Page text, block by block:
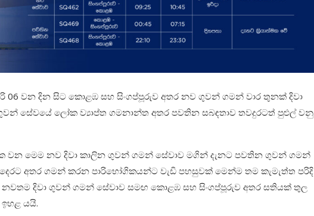
06 වන දින සිට කොළඹ සහ සිංගප්පූරුව අතර නව ගුවන් ගමන් වාර තුනක් දිවා
සේවයේ ලෝක ව්‍යාප්ත ගමනාන්ත අතර පවතින සබඳතාව තවදුරටත් පුළුල් වනු
වන මෙම නව දිවා කාලින ගුවන් ගමන් සේවාව මගින් දැනට පවතින ගුවන් ගමන්
අතර ගමන් කරන පාරිභෝගිකයන්ට වැඩි පහසුවක් මෙන්ම තම කැමැත්ත පරිදි
නවතම දිවා ගුවන් ගමන් සේවාව සමඟ කොළඹ සහ සිංගප්පූරුව අතර සතියක් තුල
යයි.